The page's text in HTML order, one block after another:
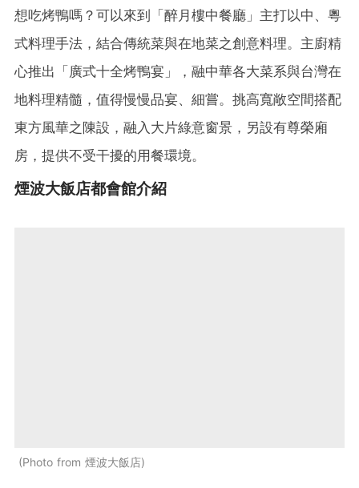
想吃烤鴨嗎？可以來到「醉月樓中餐廳」主打以中、粵
式料理手法，結合傳統菜與在地菜之創意料理。主廚精
心推出「廣式十全烤鴨宴」，融中華各大菜系與台灣在
地料理精髓，值得慢慢品宴、細嘗。挑高寬敞空間搭配
東方風華之陳設，融入大片綠意窗景，另設有尊榮廂
房，提供不受干擾的用餐環境。
煙波大飯店都會館介紹
Photo from 煙波大飯店